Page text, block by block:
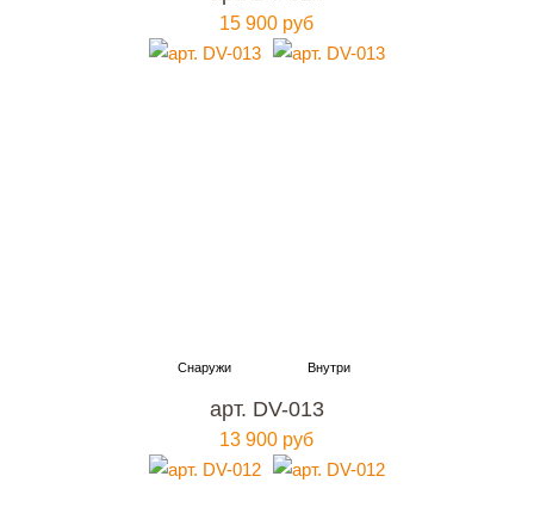
15 900 руб
арт. DV-013
13 900 руб